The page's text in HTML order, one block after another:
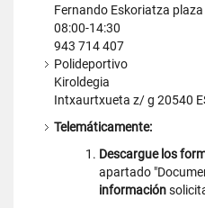
Fernando Eskoriatza plaza
08:00-14:30
943 714 407
Polideportivo
Kiroldegia
Intxaurtxueta z/ g 20540
Telemáticamente:
Descargue los
apartado
información